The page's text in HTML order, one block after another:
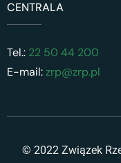
CENTRALA
Tel.: 22 50 44 200
E-mail:zrp@zrp.pl
© 2022 Związek